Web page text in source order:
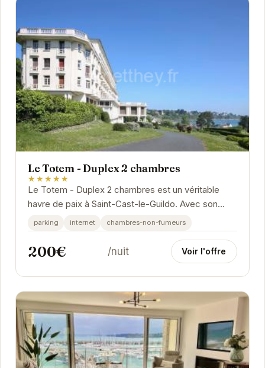
Le Totem - Duplex 2 chambres
★★★★★
Le Totem - Duplex 2 chambres est un véritable
havre de paix à Saint-Cast-le-Guildo. Avec son
architecture charmante et son intérieur cosy,
vous...
parking internet chambres-non-fumeurs
200€ /nuit Voir l'offre